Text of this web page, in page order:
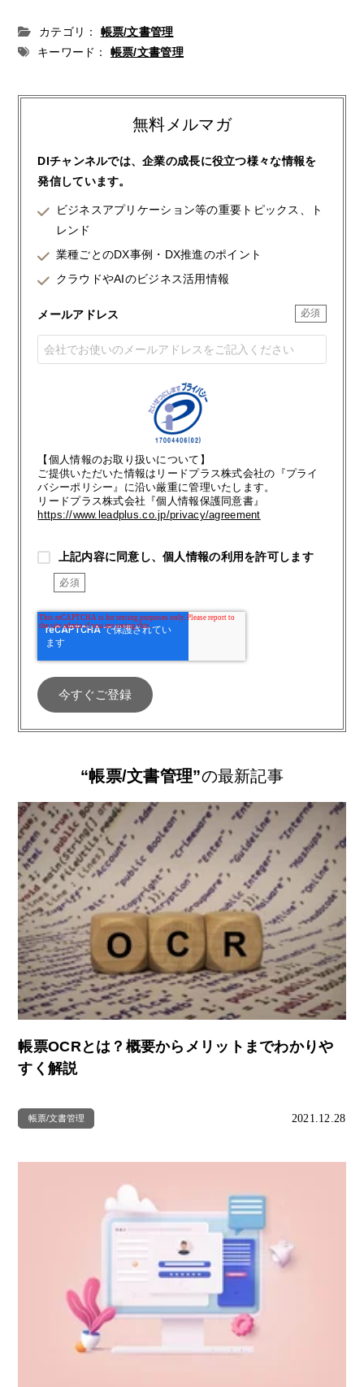
カテゴリ：
帳票/文書管理
キーワード：
帳票/文書管理
無料メルマガ
DIチャンネルでは、企業の成長に役立つ様々な情報を
発信しています。
ビジネスアプリケーション等の重要トピックス、ト
レンド
業種ごとのDX事例・DX推進のポイント
クラウドやAIのビジネス活用情報
メールアドレス
【個人情報のお取り扱いについて】
ご提供いただいた情報はリードプラス株式会社の『プライ
バシーポリシー』に沿い厳重に管理いたします。
リードプラス株式会社『個人情報保護同意書』
https://www.leadplus.co.jp/privacy/agreement
上記内容に同意し、個人情報の利用を許可します
“帳票/文書管理”の最新記事
帳票OCRとは？概要からメリットまでわかりや
すく解説
帳票/文書管理 2021.12.28